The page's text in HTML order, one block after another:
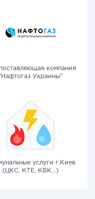
компания
Украины"
услуги г.Киев
(ЦКС, КТЕ, КВК...)